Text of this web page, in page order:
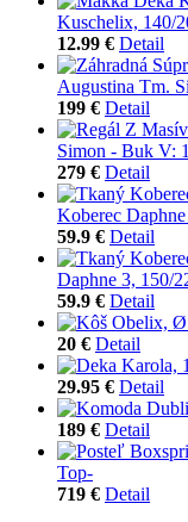
Kuschelix, 140/
12.99 € Detail
Augustina Tm.
199 € Detail
Simon - Buk V:
279 € Detail
Koberec
59.9 € Detail
Daphne 3, 150/
59.9 € Detail
20 € Detail
29.95 € Detail
189 € Detail
Top-
719 € Detail